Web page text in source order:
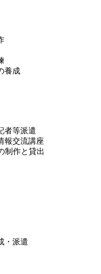
養成
者等派遣
報交流講座
制作と貸出
・派遣